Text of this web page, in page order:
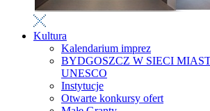
Kultura
Kalendarium imprez
BYDGOSZCZ W SIECI
UNESCO
Instytucje
Otwarte konkursy ofert